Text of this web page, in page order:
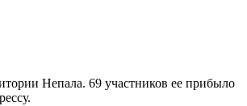
Непала. 69 участников ее прибыло